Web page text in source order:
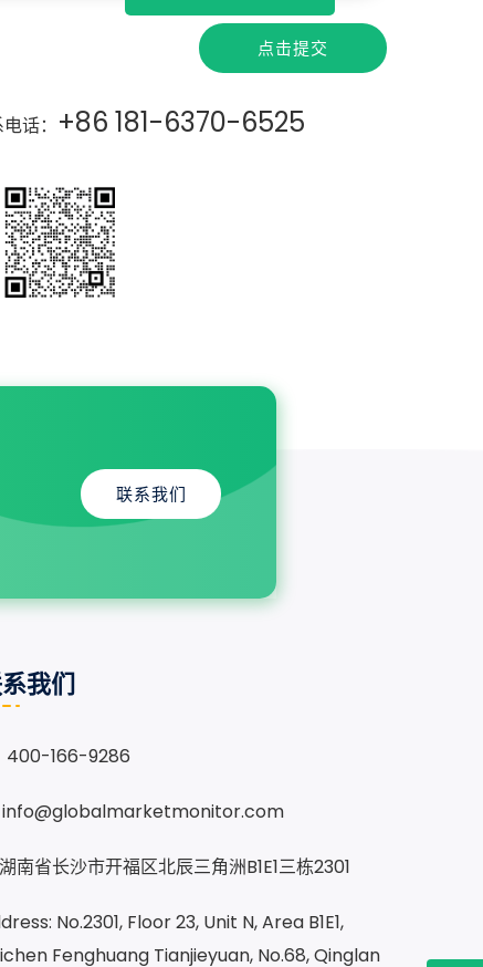
点击提交
话： +86 181-6370-6525
联系我们
我们
400-166-9286
info@globalmarketmonitor.com
湖南省长沙市开福区北辰三角洲B1E1三栋2301
No.2301, Floor 23, Unit N, Area B1E1,
Fenghuang Tianjieyuan, No.68, Qinglan